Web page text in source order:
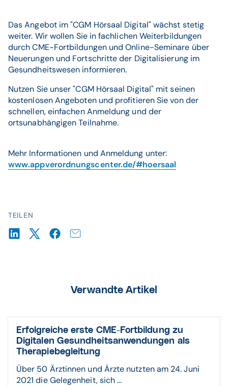
TEILEN
Das Angebot im "CGM Hörsaal Digital" wächst stetig
weiter. Wir wollen Sie in fachlichen Weiterbildungen
durch CME-Fortbildungen und Online-Seminare über
Neuerungen und Fortschritte der Digitalisierung im
Gesundheitswesen informieren.
Nutzen Sie unser "CGM Hörsaal Digital" mit seinen
kostenlosen Angeboten und profitieren Sie von der
schnellen, einfachen Anmeldung und der
ortsunabhängigen Teilnahme.
Mehr Informationen und Anmeldung unter:
www.appverordnungscenter.de/#hoersaal
Verwandte Artikel
Erfolgreiche erste CME-Fortbildung zu
Digitalen Gesundheitsanwendungen als
Therapiebegleitung
Über 50 Ärztinnen und Ärzte nutzten am 24. Juni
2021 die Gelegenheit, sich ...